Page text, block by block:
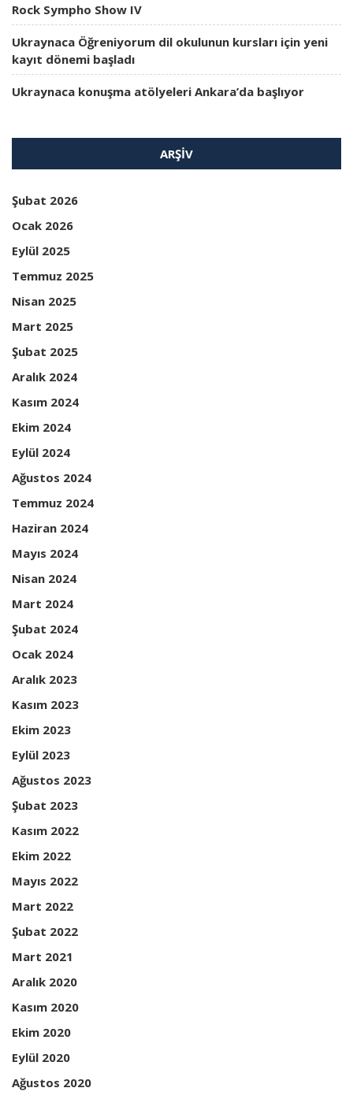
Rock Sympho Show IV
Ukraynaca Öğreniyorum dil okulunun kursları için yeni
kayıt dönemi başladı
Ukraynaca konuşma atölyeleri Ankara’da başlıyor
ARŞIV
Şubat 2026
Ocak 2026
Eylül 2025
Temmuz 2025
Nisan 2025
Mart 2025
Şubat 2025
Aralık 2024
Kasım 2024
Ekim 2024
Eylül 2024
Ağustos 2024
Temmuz 2024
Haziran 2024
Mayıs 2024
Nisan 2024
Mart 2024
Şubat 2024
Ocak 2024
Aralık 2023
Kasım 2023
Ekim 2023
Eylül 2023
Ağustos 2023
Şubat 2023
Kasım 2022
Ekim 2022
Mayıs 2022
Mart 2022
Şubat 2022
Mart 2021
Aralık 2020
Kasım 2020
Ekim 2020
Eylül 2020
Ağustos 2020